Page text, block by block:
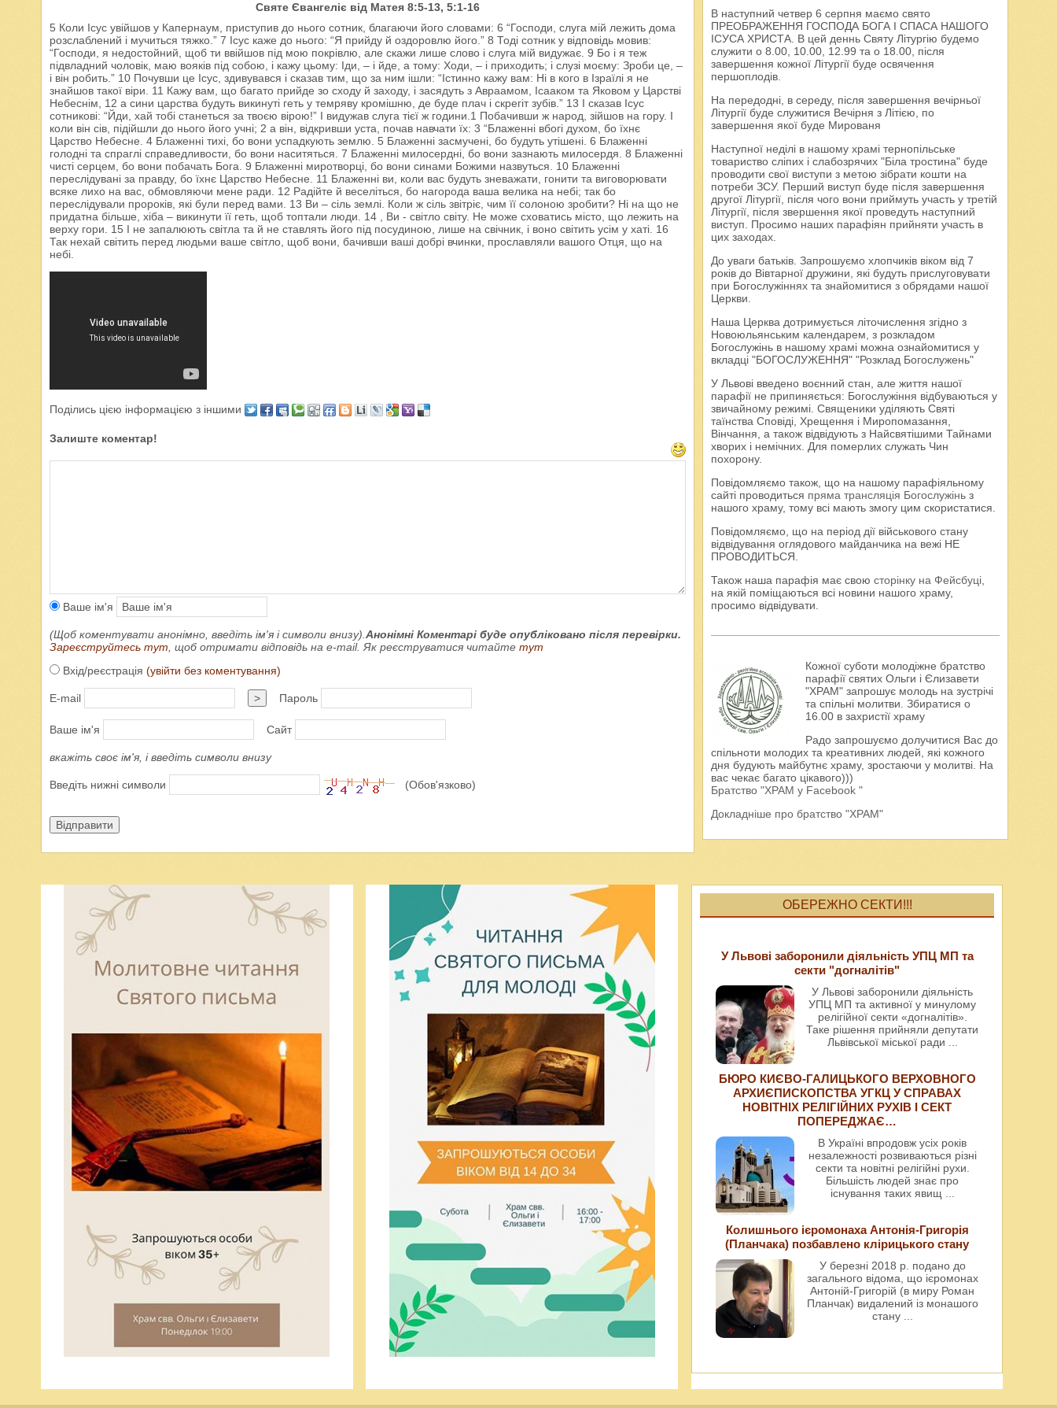
Святе Євангеліє від Матея 8:5-13, 5:1-16
5 Коли Ісус увійшов у Капернаум, приступив до нього сотник, благаючи його словами: 6 “Господи, слуга мій лежить дома
розслаблений і мучиться тяжко.” 7 Ісус каже до нього: “Я прийду й оздоровлю його.” 8 Тоді сотник у відповідь мовив:
“Господи, я недостойний, щоб ти ввійшов під мою покрівлю, але скажи лише слово і слуга мій видужає. 9 Бо і я теж
підвладний чоловік, маю вояків під собою, і кажу цьому: Іди, – і йде, а тому: Ходи, – і приходить; і слузі моєму: Зроби це, –
і він робить.” 10 Почувши це Ісус, здивувався і сказав тим, що за ним ішли: “Істинно кажу вам: Ні в кого в Ізраїлі я не
знайшов такої віри. 11 Кажу вам, що багато прийде зо сходу й заходу, і засядуть з Авраамом, Ісааком та Яковом у Царстві
Небеснім, 12 а сини царства будуть викинуті геть у темряву кромішню, де буде плач і скрегіт зубів.” 13 І сказав Ісус
сотникові: “Йди, хай тобі станеться за твоєю вірою!” І видужав слуга тієї ж години.1 Побачивши ж народ, зійшов на гору. І
коли він сів, підійшли до нього його учні; 2 а він, відкривши уста, почав навчати їх: 3 “Блаженні вбогі духом, бо їхнє
Царство Небесне. 4 Блаженні тихі, бо вони успадкують землю. 5 Блаженні засмучені, бо будуть утішені. 6 Блаженні
голодні та спраглі справедливости, бо вони наситяться. 7 Блаженні милосердні, бо вони зазнають милосердя. 8 Блаженні
чисті серцем, бо вони побачать Бога. 9 Блаженні миротворці, бо вони синами Божими назвуться. 10 Блаженні
переслідувані за правду, бо їхнє Царство Небесне. 11 Блаженні ви, коли вас будуть зневажати, гонити та виговорювати
всяке лихо на вас, обмовляючи мене ради. 12 Радійте й веселіться, бо нагорода ваша велика на небі; так бо
переслідували пророків, які були перед вами. 13 Ви – сіль землі. Коли ж сіль звітріє, чим її солоною зробити? Ні на що не
придатна більше, хіба – викинути її геть, щоб топтали люди. 14 , Ви - світло світу. Не може сховатись місто, що лежить на
верху гори. 15 І не запалюють світла та й не ставлять його під посудиною, лише на свічник, і воно світить усім у хаті. 16
Так нехай світить перед людьми ваше світло, щоб вони, бачивши ваші добрі вчинки, прославляли вашого Отця, що на
небі.
Поділись цією інформацією з іншими
Залиште коментар!
Ваше ім'я
(Щоб коментувати анонімно, введіть ім'я і символи внизу).Анонімні Коментарі буде опубліковано після перевірки.
Зареєструйтесь тут, щоб отримати відповідь на e-mail. Як реєструватися читайте тут
Вхід/реєстрація (увійти без коментування)
E-mail > Пароль
Ваше ім'я Сайт
вкажіть своє ім'я, і введіть символи внизу
Введіть нижні символи (Обов'язково)
Відправити
В наступний четвер 6 серпня маємо свято
ПРЕОБРАЖЕННЯ ГОСПОДА БОГА І СПАСА НАШОГО
ІСУСА ХРИСТА. В цей деннь Святу Літургію будемо
служити о 8.00, 10.00, 12.99 та о 18.00, після
завершення кожної Літургії буде освячення
першоплодів.
На передодні, в середу, після завершення вечірньої
Літургії буде служитися Вечірня з Літією, по
завершення якої буде Мированя
Наступної неділі в нашому храмі тернопільське
товариство сліпих і слабозрячих "Біла тростина" буде
проводити свої виступи з метою зібрати кошти на
потреби ЗСУ. Перший виступ буде після завершення
другої Літургії, після чого вони приймуть участь у третій
Літургії, після звершення якої проведуть наступний
виступ. Просимо наших парафіян прийняти участь в
цих заходах.
До уваги батьків. Запрошуємо хлопчиків віком від 7
років до Вівтарної дружини, які будуть прислуговувати
при Богослужіннях та знайомитися з обрядами нашої
Церкви.
Наша Церква дотримується літочислення згідно з
Новоюльянським календарем, з розкладом
Богослужінь в нашому храмі можна ознайомитися у
вкладці "БОГОСЛУЖЕННЯ" "Розклад Богослужень"
У Львові введено воєнний стан, але життя нашої
парафії не припиняється: Богослужіння відбуваються у
звичайному режимі. Священики уділяють Святі
таїнства Сповіді, Хрещення і Миропомазання,
Вінчання, а також відвідують з Найсвятішими Тайнами
хворих і немічних. Для померлих служать Чин
похорону.
Повідомляємо також, що на нашому парафіяльному
сайті проводиться пряма трансляція Богослужіньз
нашого храму, тому всі мають змогу цим скористатися.
Повідомляємо, що на період дії військового стану
відвідування оглядового майданчика на вежі НЕ
ПРОВОДИТЬСЯ.
Також наша парафія має свою сторінку на Фейсбуці,
на якій поміщаються всі новини нашого храму,
просимо відвідувати.
Кожної суботи молодіжне братство
парафії святих Ольги і Єлизавети
"ХРАМ" запрошує молодь на зустрічі
та спільні молитви. Збиратися о
16.00 в захристії храму
Радо запрошуємо долучитися Вас до
спільноти молодих та креативних людей, які кожного
дня будують майбутнє храму, зростаючи у молитві. На
вас чекає багато цікавого)))
Братство "ХРАМ у Facebook "
Докладніше про братство "ХРАМ"
ОБЕРЕЖНО СЕКТИ!!!
У Львові заборонили діяльність УПЦ МП та
секти "догналітів"
У Львові заборонили діяльність
УПЦ МП та активної у минулому
релігійної секти «догналітів».
Таке рішення прийняли депутати
Львівської міської ради
БЮРО КИЄВО-ГАЛИЦЬКОГО ВЕРХОВНОГО
АРХИЄПИСКОПСТВА УГКЦ У СПРАВАХ
НОВІТНІХ РЕЛІГІЙНИХ РУХІВ І СЕКТ
ПОПЕРЕДЖАЄ…
В Україні впродовж усіх років
незалежності розвиваються різні
секти та новітні релігійні рухи.
Більшість людей знає про
існування таких явищ
Колишнього ієромонаха Антонія-Григорія
(Планчака) позбавлено клірицького стану
У березні 2018 р. подано до
загального відома, що ієромонах
Антоній-Григорій (в миру Роман
Планчак) видалений із монашого
стану